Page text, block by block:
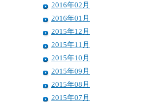
2016年02月
2016年01月
2015年12月
2015年11月
2015年10月
2015年09月
2015年08月
2015年07月